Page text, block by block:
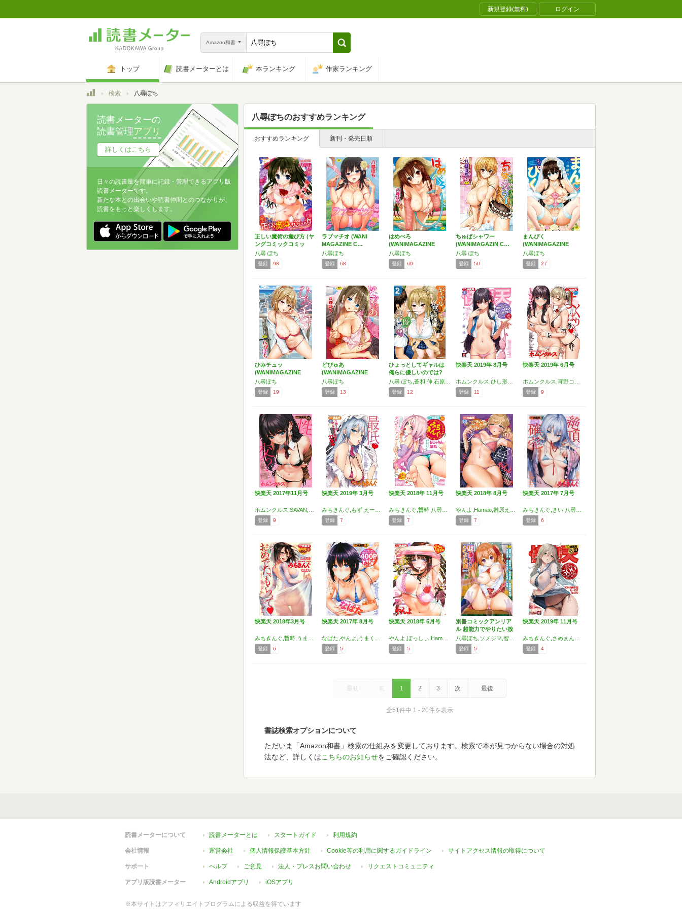
新規登録(無料) ログイン
Amazon和書
トップ 読書メーターとは 本ランキング 作家ランキング
トップ検索 八尋ぽち
八尋ぽちのおすすめランキング
おすすめランキング 新刊・発売日順
正しい魔術の遊び方 (ヤ
ングコミックコミッ
ク…
八尋 ぽち
登録 98
ラブマチオ (WANI
MAGAZINE C…
八尋ぽち
登録 68
はめぺろ
(WANIMAGAZINE
COM…
八尋ぽち
登録 60
ちゅぱシャワー
(WANIMAGAZIN C…
八尋 ぽち
登録 50
まんぴく
(WANIMAGAZINE
COM…
八尋ぽち
登録 27
ひみチュッ
(WANIMAGAZINE
CO…
八尋ぽち
登録 19
どぴゅあ
(WANIMAGAZINE
COM…
八尋ぽち
登録 13
ひょっとしてギャルは
俺らに優しいのでは?
ア…
登録 12
快楽天 2019年 8月号
登録 11
快楽天 2019年 6月号
登録 9
快楽天 2017年11月号
登録 9
快楽天 2019年 3月号
登録 7
快楽天 2018年 11月号
登録 7
快楽天 2018年 8月号
登録 7
快楽天 2017年 7月号
登録 6
快楽天 2018年3月号
登録 6
快楽天 2017年 8月号
登録 5
快楽天 2018年 5月号
登録 5
別冊コミックアンリア
ル 超能力でやりたい放
題…
登録 5
快楽天 2019年 11月号
登録 4
最初 前 1 2 3 次 最後
全51件中 1 - 20件を表示
書誌検索オプションについて
ただいま「Amazon和書」検索の仕組みを変更しております。検索で本が見つからない場合の対処
法など、詳しくはこちらのお知らせをご確認ください。
読書メーターの
読書管理アプリ
詳しくはこちら
日々の読書量を簡単に記録・管理できるアプリ版
読書メーターです。
新たな本との出会いや読書仲間とのつながりが、
読書をもっと楽しくします。
読書メーターについて 読書メーターとは スタートガイド 利用規約
会社情報 運営会社 個人情報保護基本方針 Cookie等の利用に関するガイドライン サイトアクセス情報の取得について
サポート ヘルプ ご意見 法人・プレスお問い合わせ リクエストコミュニティ
アプリ版読書メーター Androidアプリ iOSアプリ
※本サイトはアフィリエイトプログラムによる収益を得ています